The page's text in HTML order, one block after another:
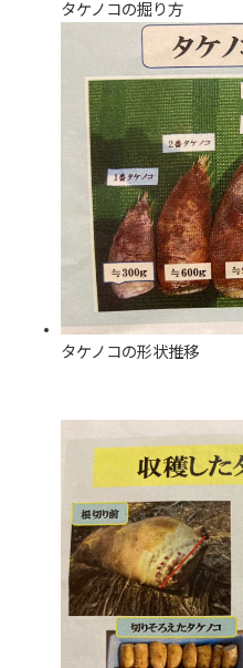
タケノコの掘り方
タケノコの形状推移